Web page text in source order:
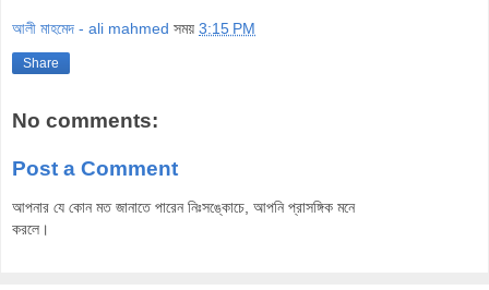
আলী মাহমেদ - ali mahmed সময় 3:15 PM
Share
No comments:
Post a Comment
আপনার যে কোন মত জানাতে পারেন নিঃসঙ্কোচে, আপনি প্রাসঙ্গিক মনে
করলে।